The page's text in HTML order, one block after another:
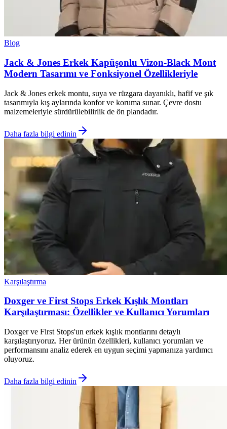
Blog
Jack & Jones Erkek Kapüşonlu Vizon-Black Mont
Modern Tasarımı ve Fonksiyonel Özellikleriyle
Jack & Jones erkek montu, suya ve rüzgara dayanıklı, hafif ve şık
tasarımıyla kış aylarında konfor ve koruma sunar. Çevre dostu
malzemeleriyle sürdürülebilirlik de ön plandadır.
Daha fazla bilgi edinin
Karşılaştırma
Doxger ve First Stops Erkek Kışlık Montları
Karşılaştırması: Özellikler ve Kullanıcı Yorumları
Doxger ve First Stops'un erkek kışlık montlarını detaylı
karşılaştırıyoruz. Her ürünün özellikleri, kullanıcı yorumları ve
performansını analiz ederek en uygun seçimi yapmanıza yardımcı
oluyoruz.
Daha fazla bilgi edinin